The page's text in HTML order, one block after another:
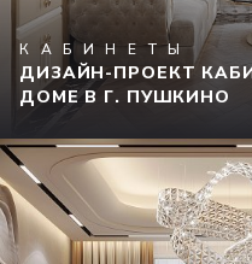
КАБИНЕТЫ
ДИЗАЙН-ПРОЕКТ
ДОМЕ В Г. ПУШКИНО